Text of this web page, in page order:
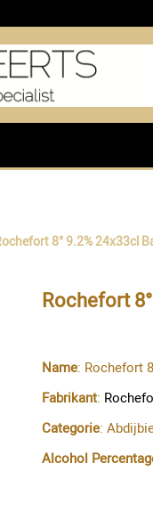
8° 9.2% 24x33cl
Rochefort
Name: Rochefort
Fabrikant:
Categorie:
Alcohol